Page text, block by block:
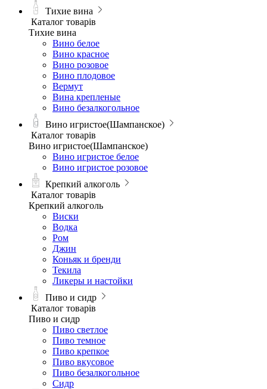
Тихие вина
Каталог товарів
Тихие вина
Вино белое
Вино красное
Вино розовое
Вино плодовое
Вермут
Вина крепленые
Вино безалкогольное
Вино игристое(Шампанское)
Каталог товарів
Вино игристое(Шампанское)
Вино игристое белое
Вино игристое розовое
Крепкий алкоголь
Каталог товарів
Крепкий алкоголь
Виски
Водка
Ром
Джин
Коньяк и бренди
Текила
Ликеры и настойки
Пиво и сидр
Каталог товарів
Пиво и сидр
Пиво светлое
Пиво темное
Пиво крепкое
Пиво вкусовое
Пиво безалкогольное
Сидр